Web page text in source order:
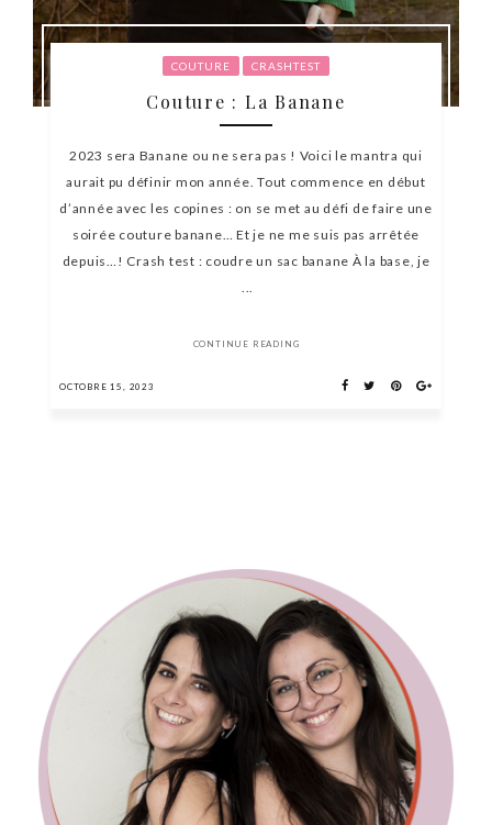
COUTURE CRASHTEST
Couture : La Banane
2023 sera Banane ou ne sera pas ! Voici le mantra qui
aurait pu définir mon année. Tout commence en début
d’année avec les copines : on se met au défi de faire une
soirée couture banane… Et je ne me suis pas arrêtée
depuis…! Crash test : coudre un sac banane À la base, je
...
CONTINUE READING
OCTOBRE 15, 2023